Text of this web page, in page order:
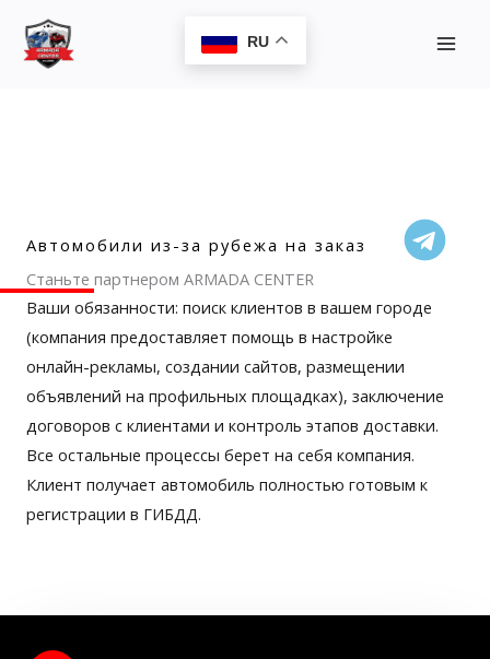
Перейти
содержимому
RU
Автомобили из-за рубежа на заказ
Станьте партнером ARMADA CENTER
Ваши обязанности: поиск клиентов в вашем городе
(компания предоставляет помощь в настройке
онлайн-рекламы, создании сайтов, размещении
объявлений на профильных площадках), заключение
договоров с клиентами и контроль этапов доставки.
Все остальные процессы берет на себя компания.
Клиент получает автомобиль полностью готовым к
регистрации в ГИБДД.